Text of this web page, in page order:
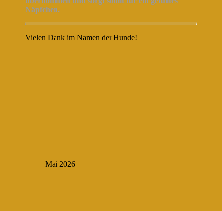
Näpfchen.
Vielen Dank im Namen der Hunde!
Mai 2026